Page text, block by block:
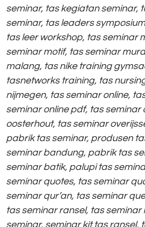
seminar, tas kegiatan seminar,
seminar, tas leaders
tas leer workshop, tas seminar
seminar motif, tas seminar
malang, tas nike training
tasnetworks training, tas
nijmegen, tas seminar online,
seminar online pdf, tas seminar
oosterhout, tas seminar
pabrik tas seminar, produsen
seminar bandung, pabrik tas
seminar batik, palupi tas
seminar quotes, tas seminar
seminar qur’an, tas seminar
tas seminar ransel, tas seminar
seminar, seminar kit tas ransel,